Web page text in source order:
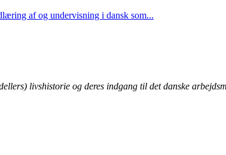
af og undervisning i dansk som...
livshistorie og deres indgang til det danske